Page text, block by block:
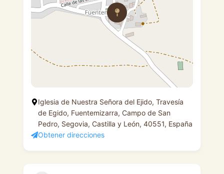
Iglesia de Nuestra Señora del Ejido, Travesía
de Egido, Fuentemizarra, Campo de San
Pedro, Segovia, Castilla y León, 40551, España
Obtener direcciones